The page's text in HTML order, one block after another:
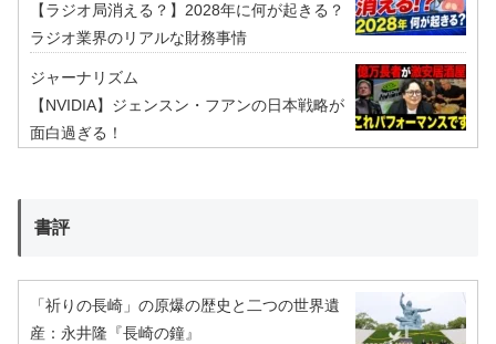
【ラジオ局消える？】2028年に何が起きる？
ラジオ業界のリアルな財務事情
ジャーナリズム
【NVIDIA】ジェンスン・フアンの日本戦略が
面白過ぎる！
書評
「祈りの長崎」の原爆の歴史と二つの世界遺
産：永井隆『長崎の鐘』